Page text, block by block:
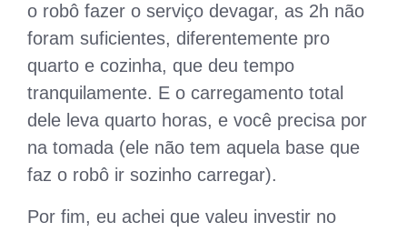
o robô fazer o serviço devagar, as 2h não
foram suficientes, diferentemente pro
quarto e cozinha, que deu tempo
tranquilamente. E o carregamento total
dele leva quarto horas, e você precisa por
na tomada (ele não tem aquela base que
faz o robô ir sozinho carregar).
Por fim, eu achei que valeu investir no